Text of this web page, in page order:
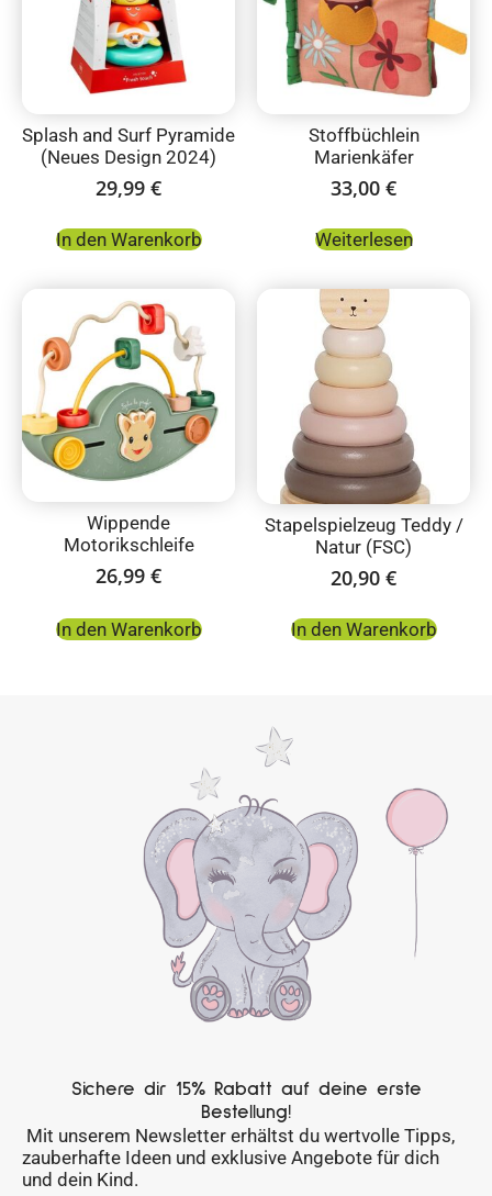
Splash and Surf Pyramide
(Neues Design 2024)
29,99 €
In den Warenkorb
Stoffbüchlein
Marienkäfer
33,00 €
Weiterlesen
Wippende
Motorikschleife
26,99 €
In den Warenkorb
Stapelspielzeug Teddy /
Natur (FSC)
20,90 €
In den Warenkorb
Sichere dir 15% Rabatt auf deine erste
Bestellung!
Mit unserem Newsletter erhältst du wertvolle Tipps,
zauberhafte Ideen und exklusive Angebote für dich
und dein Kind.